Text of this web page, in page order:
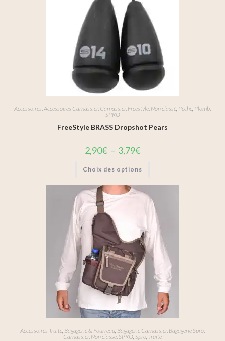
Accessoires,Accessoires Carnassier, Carnassier, Freestyle, Non classé, Pêche, Plomb,
SPRO
FreeStyle BRASS Dropshot Pears
2,90€ – 3,79€
Choix des options
Accessoires Truite Bagagerie & Fourreau Bagagerie Carnassier, Bagagerie Spro
Carnassier, Non classé SPRO Spro Truite